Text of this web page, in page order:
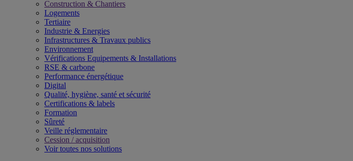
Construction & Chantiers
Logements
Tertiaire​
Industrie & Energies
Infrastructures & Travaux publics​
Environnement​
Vérifications Equipements & Installations​
RSE & carbone​
Performance énergétique​
Digital
Qualité, hygiène, santé et sécurité​
Certifications & labels​
Formation​
Sûreté​
Veille réglementaire
Cession / acquisition​
Voir toutes nos solutions